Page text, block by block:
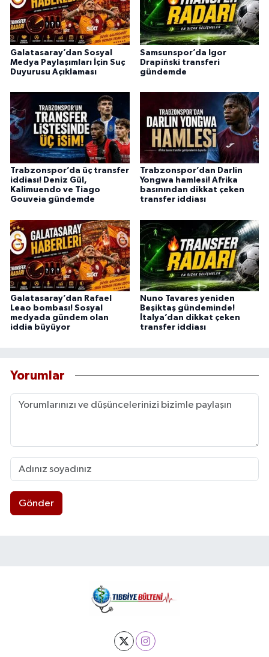
Galatasaray’dan Sosyal
Medya Paylaşımları İçin Suç
Duyurusu Açıklaması
Samsunspor’da Igor
Drapiński transferi
gündemde
Trabzonspor’da üç transfer
iddiası! Deniz Gül,
Kalimuendo ve Tiago
Gouveia gündemde
Trabzonspor’dan Darlin
Yongwa hamlesi! Afrika
basınından dikkat çeken
transfer iddiası
Galatasaray’dan Rafael
Leao bombası! Sosyal
medyada gündem olan
iddia büyüyor
Nuno Tavares yeniden
Beşiktaş gündeminde!
İtalya’dan dikkat çeken
transfer iddiası
Yorumlar
Gönder